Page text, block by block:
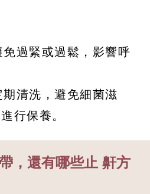
過緊或過鬆，影響呼
清洗，避免細菌滋
行保養。
，還有哪些止 鼾方